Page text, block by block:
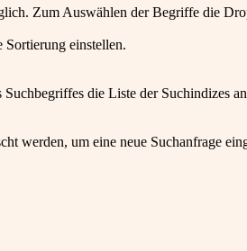
Zum Auswählen der Begriffe die
Sortierung einstellen.
die Liste der Suchindizes
werden, um eine neue Suchanfrage